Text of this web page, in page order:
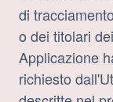
di
o dei titolari
Applicazione
richiesto